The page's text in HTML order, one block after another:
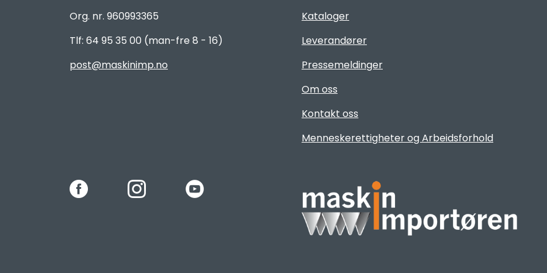
Org. nr. 960993365
Tlf: 64 95 35 00 (man-fre 8 - 16)
post@maskinimp.no
Kataloger
Leverandører
Pressemeldinger
Om oss
Kontakt oss
Menneskerettigheter og Arbeidsforhold